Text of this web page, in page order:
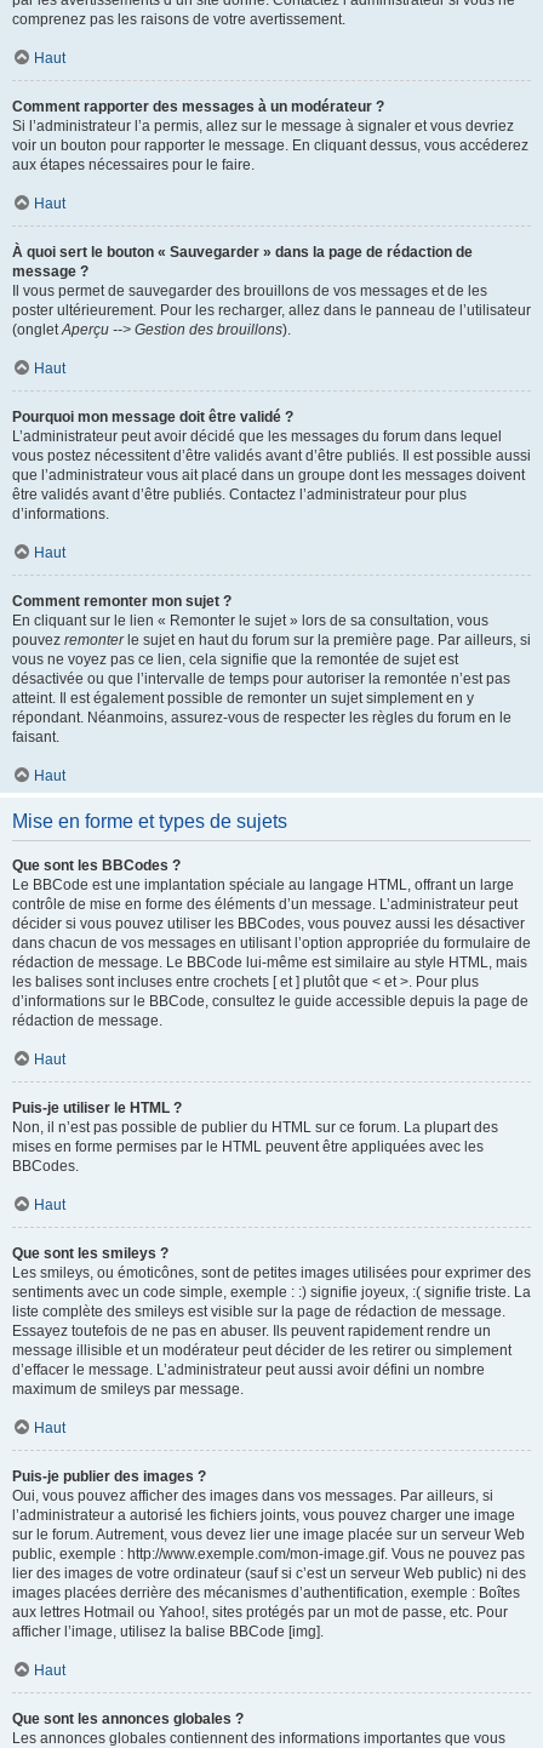
comprenez pas les raisons de votre avertissement.
Haut
Comment rapporter des messages à un modérateur ?
Si l’administrateur l’a permis, allez sur le message à signaler et vous devriez
voir un bouton pour rapporter le message. En cliquant dessus, vous accéderez
aux étapes nécessaires pour le faire.
Haut
À quoi sert le bouton « Sauvegarder » dans la page de rédaction de
message ?
Il vous permet de sauvegarder des brouillons de vos messages et de les
poster ultérieurement. Pour les recharger, allez dans le panneau de l’utilisateur
(ongletAperçu --> Gestion des brouillons).
Haut
Pourquoi mon message doit être validé ?
L’administrateur peut avoir décidé que les messages du forum dans lequel
vous postez nécessitent d’être validés avant d’être publiés. Il est possible aussi
que l’administrateur vous ait placé dans un groupe dont les messages doivent
être validés avant d’être publiés. Contactez l’administrateur pour plus
d’informations.
Haut
Comment remonter mon sujet ?
En cliquant sur le lien « Remonter le sujet » lors de sa consultation, vous
pouvez remonterle sujet en haut du forum sur la première page. Par ailleurs, si
vous ne voyez pas ce lien, cela signifie que la remontée de sujet est
désactivée ou que l’intervalle de temps pour autoriser la remontée n’est pas
atteint. Il est également possible de remonter un sujet simplement en y
répondant. Néanmoins, assurez-vous de respecter les règles du forum en le
faisant.
Haut
Mise en forme et types de sujets
Que sont les BBCodes ?
Le BBCode est une implantation spéciale au langage HTML, offrant un large
contrôle de mise en forme des éléments d’un message. L’administrateur peut
décider si vous pouvez utiliser les BBCodes, vous pouvez aussi les désactiver
dans chacun de vos messages en utilisant l’option appropriée du formulaire de
rédaction de message. Le BBCode lui-même est similaire au style HTML, mais
les balises sont incluses entre crochets [ et ] plutôt que < et >. Pour plus
d’informations sur le BBCode, consultez le guide accessible depuis la page de
rédaction de message.
Haut
Puis-je utiliser le HTML ?
Non, il n’est pas possible de publier du HTML sur ce forum. La plupart des
mises en forme permises par le HTML peuvent être appliquées avec les
BBCodes.
Haut
Que sont les smileys ?
Les smileys, ou émoticônes, sont de petites images utilisées pour exprimer des
sentiments avec un code simple, exemple : :) signifie joyeux, :( signifie triste. La
liste complète des smileys est visible sur la page de rédaction de message.
Essayez toutefois de ne pas en abuser. Ils peuvent rapidement rendre un
message illisible et un modérateur peut décider de les retirer ou simplement
d’effacer le message. L’administrateur peut aussi avoir défini un nombre
maximum de smileys par message.
Haut
Puis-je publier des images ?
Oui, vous pouvez afficher des images dans vos messages. Par ailleurs, si
l’administrateur a autorisé les fichiers joints, vous pouvez charger une image
sur le forum. Autrement, vous devez lier une image placée sur un serveur Web
public, exemple : http://www.exemple.com/mon-image.gif. Vous ne pouvez pas
lier des images de votre ordinateur (sauf si c’est un serveur Web public) ni des
images placées derrière des mécanismes d’authentification, exemple : Boîtes
aux lettres Hotmail ou Yahoo!, sites protégés par un mot de passe, etc. Pour
afficher l’image, utilisez la balise BBCode [img].
Haut
Que sont les annonces globales ?
Les annonces globales contiennent des informations importantes que vous